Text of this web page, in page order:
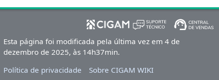
Esta página foi modificada pela última vez em 4 de
dezembro de 2025, às 14h37min.
Política de privacidade
Sobre CIGAM WIKI